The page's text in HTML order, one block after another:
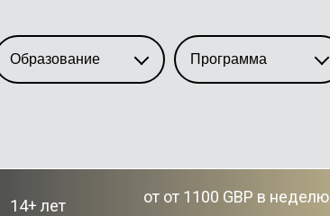
14+ лет от от 1100 GBP в неделю